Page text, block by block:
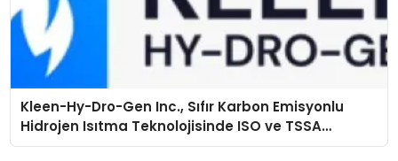
Kleen-Hy-Dro-Gen Inc., Sıfır Karbon Emisyonlu
Hidrojen Isıtma Teknolojisinde ISO ve TSSA
Düzenleyici Onaylarını Aldı